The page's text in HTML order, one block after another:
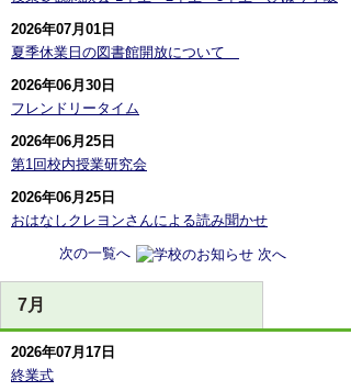
2026年07月01日
夏季休業日の図書館開放について
2026年06月30日
フレンドリータイム
2026年06月25日
第1回校内授業研究会
2026年06月25日
おはなしクレヨンさんによる読み聞かせ
次の一覧へ
7月
2026年07月17日
終業式